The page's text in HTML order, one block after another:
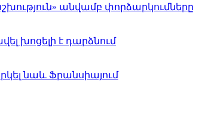
անվամբ փորձարկումները
խոցելի է դարձնում
նաև Ֆրանսիայում